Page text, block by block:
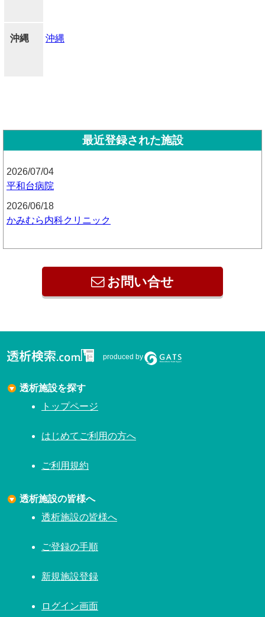
沖縄 沖縄
最近登録された施設
2026/07/04
平和台病院
2026/06/18
かみむら内科クリニック
お問い合せ
produced by
透析施設を探す
トップページ
はじめてご利用の方へ
ご利用規約
透析施設の皆様へ
透析施設の皆様へ
ご登録の手順
新規施設登録
ログイン画面